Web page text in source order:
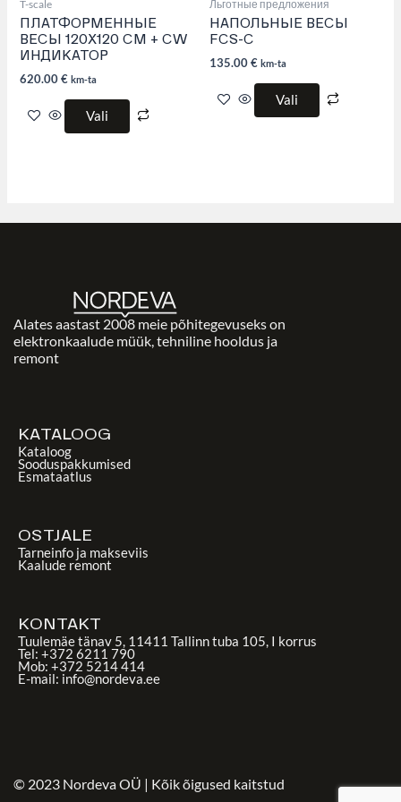
T-scale
ПЛАТФОРМЕННЫЕ
ВЕСЫ 120Х120 СМ + CW
ИНДИКАТОР
620.00€ km-ta
Vali
page
Льготные предложения
НАПОЛЬНЫЕ ВЕСЫ
FCS-C
135.00€ km-ta
Vali
page
Alates aastast 2008 meie põhitegevuseks on
elektronkaalude müük, tehniline hooldus ja
remont
KATALOOG
Kataloog
Sooduspakkumised
Esmataatlus
OSTJALE
Tarneinfo ja makseviis
Kaalude remont
KONTAKT
Tuulemäe tänav 5, 11411 Tallinn tuba 105, I korrus
Tel: +372 6211 790
Mob: +372 5214 414
E-mail: info@nordeva.ee
© 2023 Nordeva OÜ | Kõik õigused kaitstud